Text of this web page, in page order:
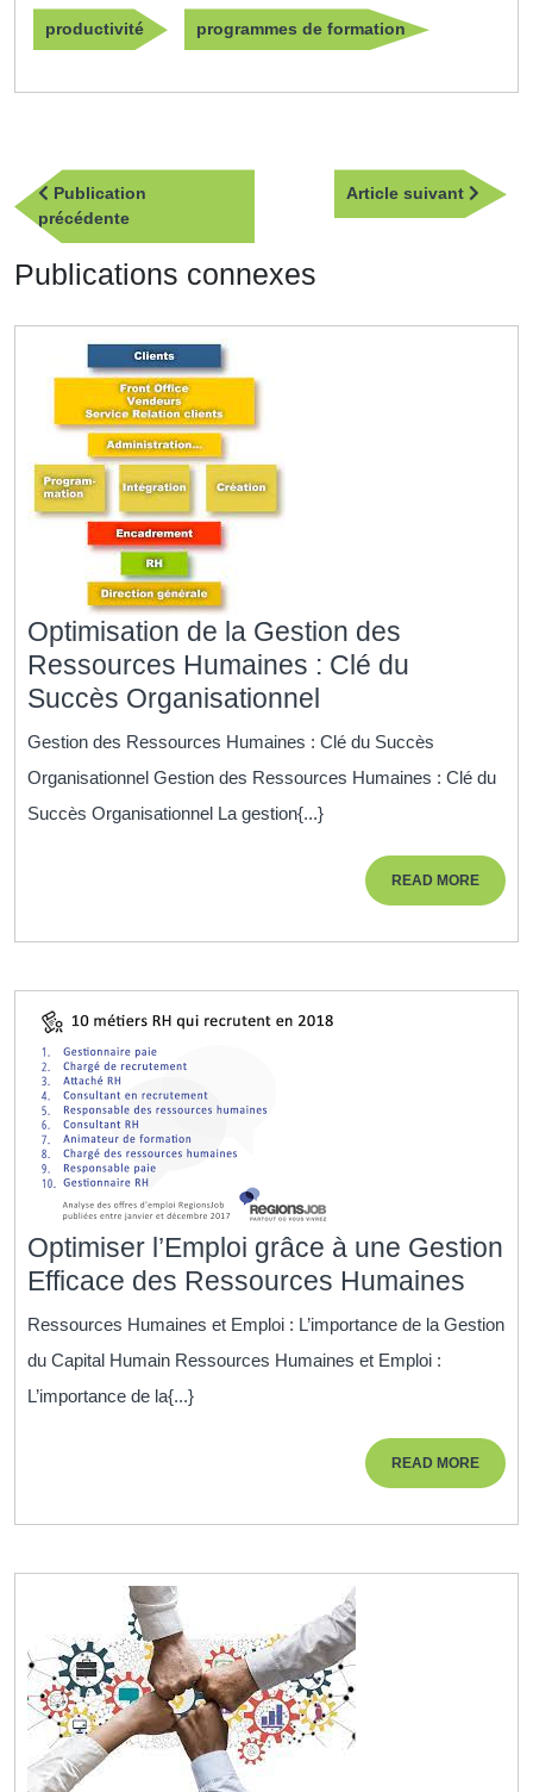
productivité programmes de formation
Navigation
de
l’article
Publication
précédentePublication
précédente
Article suivant
Article
Publications connexes
Optimisation de la Gestion des
Ressources Humaines : Clé du
Succès Organisationnel
de
des
Ressources
Humaines
du
Succès
Gestion des Ressources Humaines : Clé du Succès
Organisationnel Gestion des Ressources Humaines : Clé du
Succès Organisationnel La gestion{...}
READ MOREREAD
MORE
Optimiser l’Emploi grâce à une Gestion
Efficace des Ressources Humaines
Ressources Humaines et Emploi : L’importance de la Gestion
du Capital Humain Ressources Humaines et Emploi :
L’importance de la{...}
READ MOREREAD
MORE